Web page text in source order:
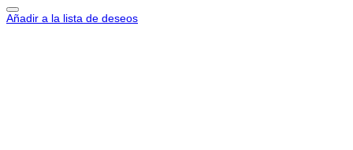
Añadir a la lista de deseos